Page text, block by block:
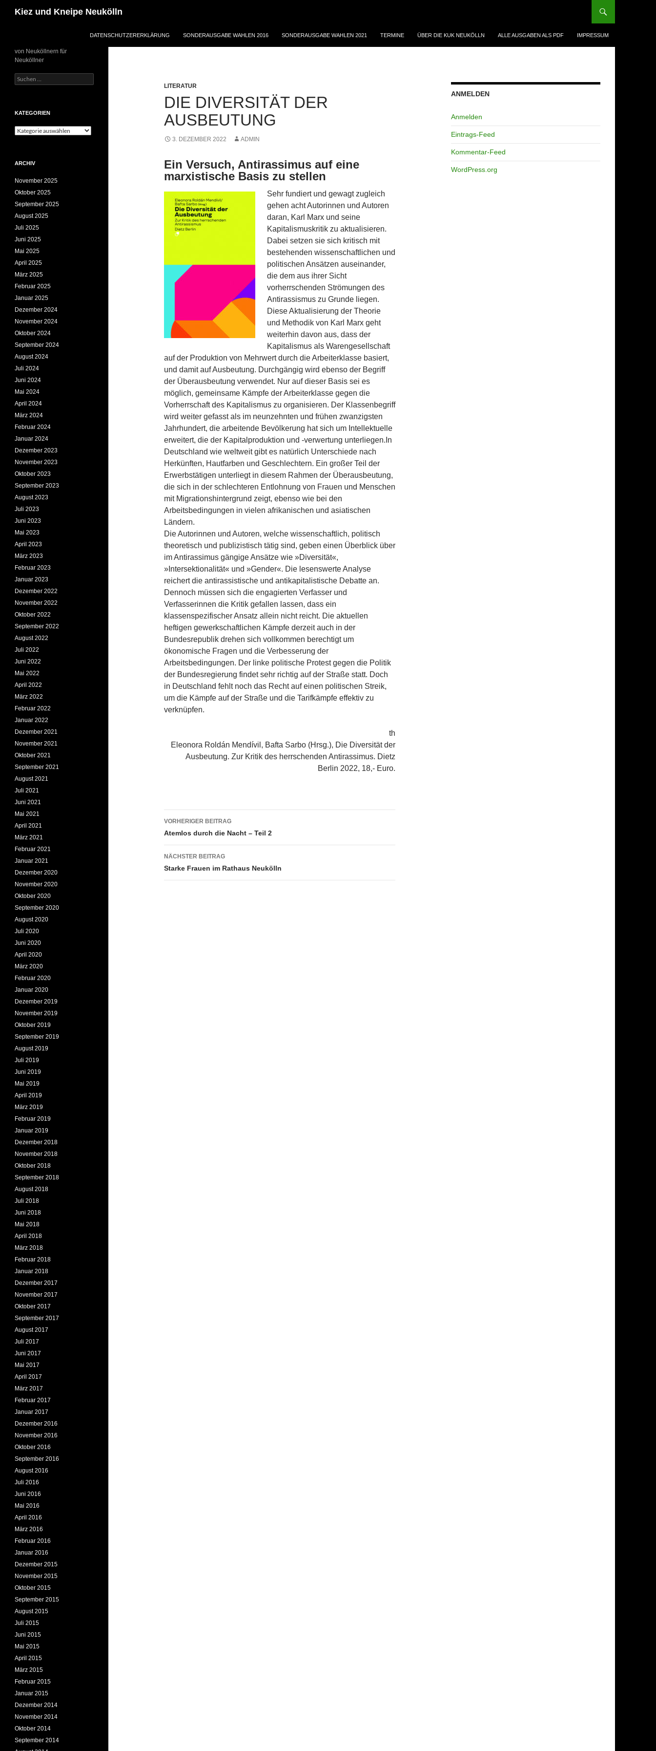
Inhalt
Kiez und Kneipe Neukölln
DATENSCHUTZERERKLÄRUNG SONDERAUSGABE WAHLEN 2016 SONDERAUSGABE WAHLEN 2021 TERMINE ÜBER DIE KUK NEUKÖLLN ALLE AUSGABEN ALS PDF IMPRESSUM
LITERATUR
DIE DIVERSITÄT DER
AUSBEUTUNG
3. DEZEMBER 2022 ADMIN
Ein Versuch, Antirassimus auf eine
marxistische Basis zu stellen
Sehr fundiert und gewagt zugleich
gehen acht Autorinnen und Autoren
daran, Karl Marx und seine
Kapitalismuskritik zu aktualisieren.
Dabei setzen sie sich kritisch mit
bestehenden wissenschaftlichen und
politischen Ansätzen ausein­ander,
die dem aus ihrer Sicht
vorherrschenden Strömungen des
Antirassismus zu Grunde liegen.
Diese Aktualisierung der Theorie
und Methodik von Karl Marx geht
weiterhin davon aus, dass der
Kapitalismus als Warengesellschaft
auf der Produktion von Mehrwert durch die Arbeiterklasse basiert,
und damit auf Ausbeutung. Durchgängig wird ebenso der Begriff
der Überausbeutung verwendet. Nur auf dieser Basis sei es
möglich, gemeinsame Kämpfe der Arbeiterklasse gegen die
Vorherrschaft des Kapitalismus zu organisieren. Der Klassenbegriff
wird weiter gefasst als im neunzehnten und frühen zwanzigsten
Jahrhundert, die arbeitende Bevölkerung hat sich um Intellektuelle
erweitert, die der Kapitalproduktion und -verwertung unterliegen. In
Deutschland wie weltweit gibt es natürlich Unterschiede nach
Herkünften, Hautfarben und Geschlechtern. Ein großer Teil der
Erwerbstätigen unterliegt in diesem Rahmen der Überausbeutung,
die sich in der schlechteren Entlohnung von Frauen und Menschen
mit Migrationshintergrund zeigt, ebenso wie bei den
Arbeitsbedingungen in vielen afrikanischen und asiatischen
Ländern.
Die Autorinnen und Autoren, welche wissenschaftlich, politisch
theoretisch und publizistisch tätig sind, geben einen Überblick über
im Antirassimus gängige Ansätze wie »Diversität«,
»Intersektionalität« und »Gender«. Die lesenswerte Analyse
reichert die antirassistische und antikapitalistische Debatte an.
Dennoch müssen sich die engagierten Verfasser und
Verfasserinnen die Kritik gefallen lassen, dass ein
klassenspezifischer Ansatz allein nicht reicht. Die aktuellen
heftigen gewerkschaftlichen Kämpfe derzeit auch in der
Bundesrepublik drehen sich vollkommen berechtigt um
ökonomische Fragen und die Verbesserung der
Arbeitsbedingungen. Der linke politische Protest gegen die Politik
der Bundesregierung findet sehr richtig auf der Straße statt. Doch
in Deutschland fehlt noch das Recht auf einen politischen Streik,
um die Kämpfe auf der Straße und die Tarifkämpfe effektiv zu
verknüpfen.
th
Eleonora Roldán Mendívil, Bafta Sarbo (Hrsg.), Die Diversität der
Ausbeutung. Zur Kritik des herrschenden Antirassimus. Dietz
Berlin 2022, 18,- Euro.
Beitragsnavigation
VORHERIGER BEITRAG
Atemlos durch die Nacht – Teil 2
NÄCHSTER BEITRAG
Starke Frauen im Rathaus Neukölln
ANMELDEN
Anmelden
Eintrags-Feed
Kommentar-Feed
WordPress.org
von Neuköllnern für
Neuköllner
Suchen
nach:
KATEGORIEN
Kategorien
ARCHIV
November 2025
Oktober 2025
September 2025
August 2025
Juli 2025
Juni 2025
Mai 2025
April 2025
März 2025
Februar 2025
Januar 2025
Dezember 2024
November 2024
Oktober 2024
September 2024
August 2024
Juli 2024
Juni 2024
Mai 2024
April 2024
März 2024
Februar 2024
Januar 2024
Dezember 2023
November 2023
Oktober 2023
September 2023
August 2023
Juli 2023
Juni 2023
Mai 2023
April 2023
März 2023
Februar 2023
Januar 2023
Dezember 2022
November 2022
Oktober 2022
September 2022
August 2022
Juli 2022
Juni 2022
Mai 2022
April 2022
März 2022
Februar 2022
Januar 2022
Dezember 2021
November 2021
Oktober 2021
September 2021
August 2021
Juli 2021
Juni 2021
Mai 2021
April 2021
März 2021
Februar 2021
Januar 2021
Dezember 2020
November 2020
Oktober 2020
September 2020
August 2020
Juli 2020
Juni 2020
April 2020
März 2020
Februar 2020
Januar 2020
Dezember 2019
November 2019
Oktober 2019
September 2019
August 2019
Juli 2019
Juni 2019
Mai 2019
April 2019
März 2019
Februar 2019
Januar 2019
Dezember 2018
November 2018
Oktober 2018
September 2018
August 2018
Juli 2018
Juni 2018
Mai 2018
April 2018
März 2018
Februar 2018
Januar 2018
Dezember 2017
November 2017
Oktober 2017
September 2017
August 2017
Juli 2017
Juni 2017
Mai 2017
April 2017
März 2017
Februar 2017
Januar 2017
Dezember 2016
November 2016
Oktober 2016
September 2016
August 2016
Juli 2016
Juni 2016
Mai 2016
April 2016
März 2016
Februar 2016
Januar 2016
Dezember 2015
November 2015
Oktober 2015
September 2015
August 2015
Juli 2015
Juni 2015
Mai 2015
April 2015
März 2015
Februar 2015
Januar 2015
Dezember 2014
November 2014
Oktober 2014
September 2014